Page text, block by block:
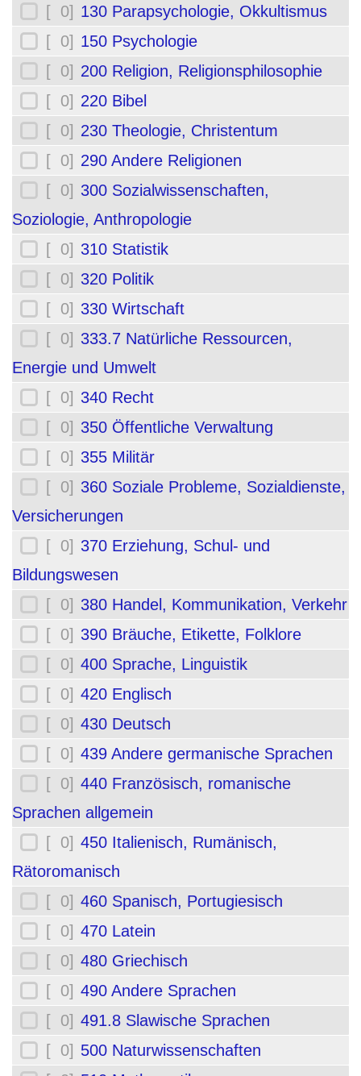
[ 0] 130 Parapsychologie, Okkultismus
[ 0] 150 Psychologie
[ 0] 200 Religion, Religionsphilosophie
[ 0] 220 Bibel
[ 0] 230 Theologie, Christentum
[ 0] 290 Andere Religionen
[ 0] 300 Sozialwissenschaften,
Soziologie, Anthropologie
[ 0] 310 Statistik
[ 0] 320 Politik
[ 0] 330 Wirtschaft
[ 0] 333.7 Natürliche Ressourcen,
Energie und Umwelt
[ 0] 340 Recht
[ 0] 350 Öffentliche Verwaltung
[ 0] 355 Militär
[ 0] 360 Soziale Probleme, Sozialdienste,
Versicherungen
[ 0] 370 Erziehung, Schul- und
Bildungswesen
[ 0] 380 Handel, Kommunikation, Verkehr
[ 0] 390 Bräuche, Etikette, Folklore
[ 0] 400 Sprache, Linguistik
[ 0] 420 Englisch
[ 0] 430 Deutsch
[ 0] 439 Andere germanische Sprachen
[ 0] 440 Französisch, romanische
Sprachen allgemein
[ 0] 450 Italienisch, Rumänisch,
Rätoromanisch
[ 0] 460 Spanisch, Portugiesisch
[ 0] 470 Latein
[ 0] 480 Griechisch
[ 0] 490 Andere Sprachen
[ 0] 491.8 Slawische Sprachen
[ 0] 500 Naturwissenschaften